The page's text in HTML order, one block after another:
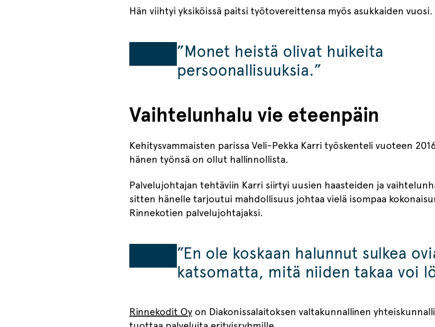
Hän viihtyi yksiköissä paitsi työtovereittensa myös asukkaiden vuosi.
”Monet heistä olivat huikeita
persoonallisuuksia.”
Vaihtelunhalu vie eteenpäin
Kehitysvammaisten parissa Veli-Pekka Karri työskenteli vuoteen
hänen työnsä on ollut hallinnollista.
Palvelujohtajan tehtäviin Karri siirtyi uusien haasteiden ja
sitten hänelle tarjoutui mahdollisuus johtaa vielä isompaa
Rinnekotien palvelujohtajaksi.
”En ole koskaan halunnut sulkea
katsomatta, mitä niiden takaa voi
Rinnekodit Oy on Diakonissalaitoksen valtakunnallinen